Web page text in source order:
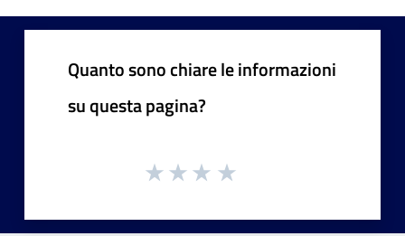
Quanto sono chiare le informazioni
su questa pagina?